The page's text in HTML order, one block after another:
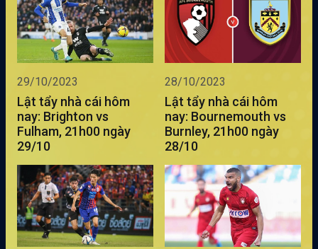
29/10/2023
Lật tẩy nhà cái hôm
nay: Brighton vs
Fulham, 21h00 ngày
29/10
28/10/2023
Lật tẩy nhà cái hôm
nay: Bournemouth vs
Burnley, 21h00 ngày
28/10